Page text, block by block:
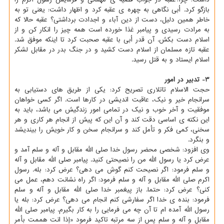
بازگو کرد. اُبی نگاهی به چهره ی عقبه کرد و اظهار داشت: یعنی تو به
خاطر همین دلیل، دست از دین آباء و اجدادت برداشتی؟ عقبه حالا که
به مرادت رسیدی و پیامبر غذا خورده است همه چیز را انکار کن و از
اسلام دست بکش. آن قدر اُبی با عقبه صحبت کرد تا اینکه موفق شد.
عقبه تازه مسلمان از اسلام دست کشید و در جنگ بدر در مقابل لشکر
اسلام ایستاد و به قتل رسید.
3- تدبیر در امور
حجت الاسلام تاتلاری تصریح کرد: یکی از طریق های دستیابی به
سرانجام خیر و نیک، عاقبت اندیشی در کارها است. اگر کسی خواهان
موفقیت و آخر خوب و نیک در تمامی امور زندگیش می باشد، باید به
این نکته ی اساسی دقت کند و آن این که پیش از انجام هر کاری و هر
سخنی، کمی فکر و تأمل کند و سرانجام سخن و کار خویش را بیندیشد
و بنگرد.
وی افزود: شخصی محضر رسول خدا صلی الله مقابل و آله و سلم آمد و
عرض کرد یا رسول الله من را نصیحتی کنید. پیامبر صلی الله مقابل و آله
و سلم فرمود: اگر نصیحت کنم گوش می دهی؟ عرض کرد: بله. رسول
اکرم صلی الله مقابل و آله و سلم فرمود: اگر راه نشانت دهم، عمل می
کنی؟ عرض کرد: حتما. باز پیغمبر خدا صلی الله مقابل و آله و سلم
فرمود: بنده ی خدا اگر سفارشی کنم انجام می دهی؟ عرض کرد: بله یا
رسول الله آمده ام تا آن چه می فرمایی را به کار بگیرم. پیامبر صلی الله
مقابل و آله و سلم پس از سه مرتبه تاکید فرمود «إذا انت هممت بأمر